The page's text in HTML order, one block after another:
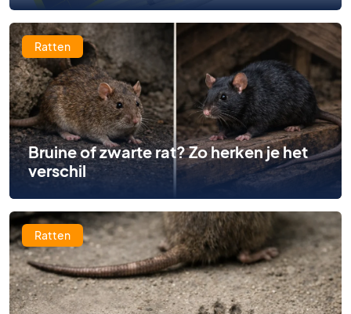
Ratten
Bruine of zwarte rat? Zo herken je het
verschil
Ratten